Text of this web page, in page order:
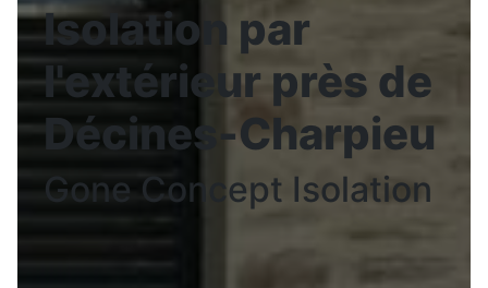
Isolation par
l'extérieur près de
Décines-Charpieu
Gone Concept Isolation